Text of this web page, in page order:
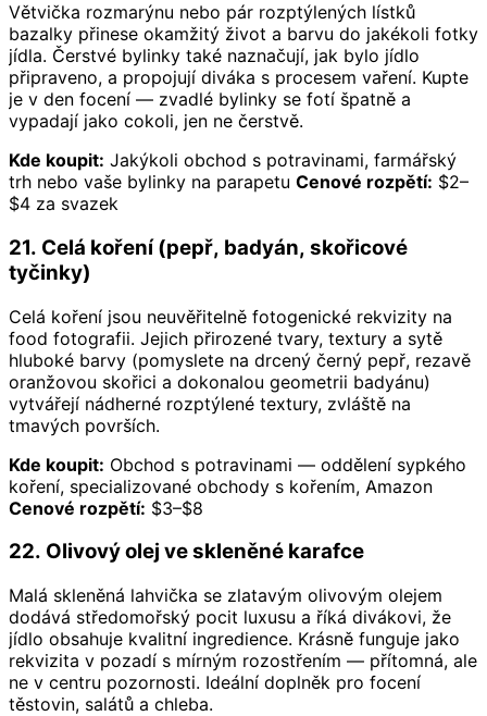
Větvička rozmarýnu nebo pár rozptýlených lístků
bazalky přinese okamžitý život a barvu do jakékoli fotky
jídla. Čerstvé bylinky také naznačují, jak bylo jídlo
připraveno, a propojují diváka s procesem vaření. Kupte
je v den focení — zvadlé bylinky se fotí špatně a
vypadají jako cokoli, jen ne čerstvě.
Kde koupit: Jakýkoli obchod s potravinami, farmářský
trh nebo vaše bylinky na parapetu Cenové rozpětí: $2–
$4 za svazek
21. Celá koření (pepř, badyán, skořicové
tyčinky)
Celá koření jsou neuvěřitelně fotogenické rekvizity na
food fotografii. Jejich přirozené tvary, textury a sytě
hluboké barvy (pomyslete na drcený černý pepř, rezavě
oranžovou skořici a dokonalou geometrii badyánu)
vytvářejí nádherné rozptýlené textury, zvláště na
tmavých površích.
Kde koupit: Obchod s potravinami — oddělení sypkého
koření, specializované obchody s kořením, Amazon
Cenové rozpětí: $3–$8
22. Olivový olej ve skleněné karafce
Malá skleněná lahvička se zlatavým olivovým olejem
dodává středomořský pocit luxusu a říká divákovi, že
jídlo obsahuje kvalitní ingredience. Krásně funguje jako
rekvizita v pozadí s mírným rozostřením — přítomná, ale
ne v centru pozornosti. Ideální doplněk pro focení
těstovin, salátů a chleba.